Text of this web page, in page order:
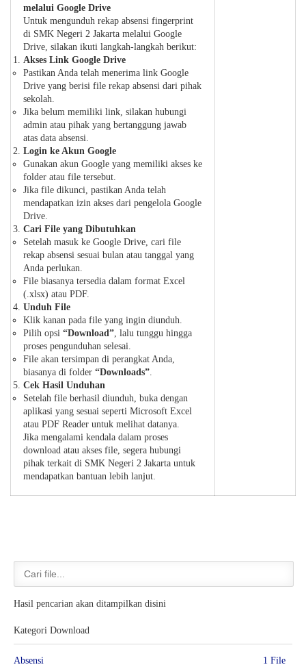
melalui Google Drive
Untuk mengunduh rekap absensi fingerprint
di SMK Negeri 2 Jakarta melalui Google
Drive, silakan ikuti langkah-langkah berikut:
Akses Link Google Drive
Pastikan Anda telah menerima link Google
Drive yang berisi file rekap absensi dari pihak
sekolah.
Jika belum memiliki link, silakan hubungi
admin atau pihak yang bertanggung jawab
atas data absensi.
Login ke Akun Google
Gunakan akun Google yang memiliki akses ke
folder atau file tersebut.
Jika file dikunci, pastikan Anda telah
mendapatkan izin akses dari pengelola Google
Drive.
Cari File yang Dibutuhkan
Setelah masuk ke Google Drive, cari file
rekap absensi sesuai bulan atau tanggal yang
Anda perlukan.
File biasanya tersedia dalam format Excel
(.xlsx) atau PDF.
Unduh File
Klik kanan pada file yang ingin diunduh.
Pilih opsi “Download”, lalu tunggu hingga
proses pengunduhan selesai.
File akan tersimpan di perangkat Anda,
biasanya di folder “Downloads”.
Cek Hasil Unduhan
Setelah file berhasil diunduh, buka dengan
aplikasi yang sesuai seperti Microsoft Excel
atau PDF Reader untuk melihat datanya.
Jika mengalami kendala dalam proses
download atau akses file, segera hubungi
pihak terkait di SMK Negeri 2 Jakarta untuk
mendapatkan bantuan lebih lanjut.
Hasil pencarian akan ditampilkan disini
Kategori Download
Absensi 1 File